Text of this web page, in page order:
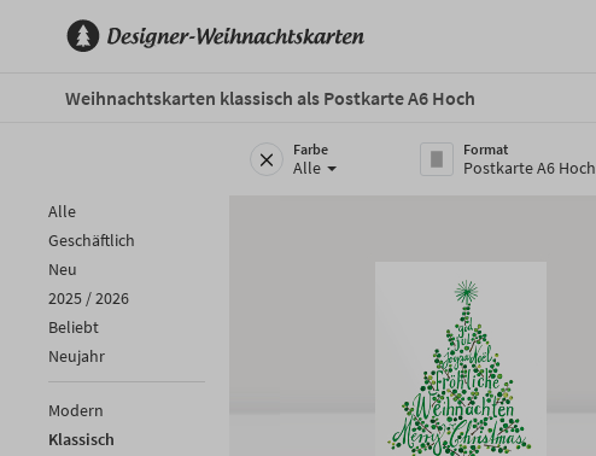
Weihnachtskarten klassisch als Postkarte A6 Hoch
Alle
Geschäftlich
Neu
2025 / 2026
Beliebt
Neujahr
Modern
Klassisch
Farbe
Alle
Format
Postkarte A6 Hoch